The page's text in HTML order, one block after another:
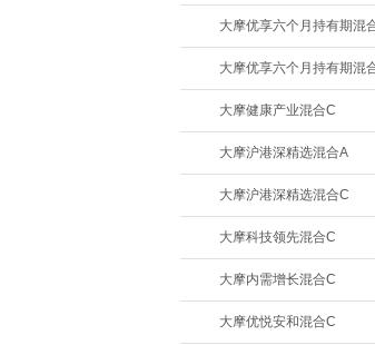
大摩优享六个月持有期混
大摩优享六个月持有期混
大摩健康产业混合C
大摩沪港深精选混合A
大摩沪港深精选混合C
大摩科技领先混合C
大摩内需增长混合C
大摩优悦安和混合C